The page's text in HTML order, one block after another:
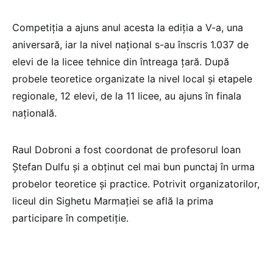
Competiția a ajuns anul acesta la ediția a V-a, una
aniversară, iar la nivel național s-au înscris 1.037 de
elevi de la licee tehnice din întreaga țară. După
probele teoretice organizate la nivel local și etapele
regionale, 12 elevi, de la 11 licee, au ajuns în finala
națională.
Raul Dobroni a fost coordonat de profesorul Ioan
Ștefan Dulfu și a obținut cel mai bun punctaj în urma
probelor teoretice și practice. Potrivit organizatorilor,
liceul din Sighetu Marmației se află la prima
participare în competiție.